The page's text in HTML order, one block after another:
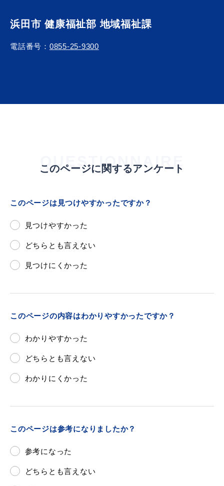
浜田市 健康福祉部 地域福祉課
電話番号： 0855-25-9300
QUESTIONNAIRE
このページに関するアンケート
このページは見つけやすかったですか？
見つけやすかった
どちらとも言えない
見つけにくかった
このページの内容はわかりやすかったですか？
わかりやすかった
どちらとも言えない
わかりにくかった
このページは参考になりましたか？
参考になった
どちらとも言えない